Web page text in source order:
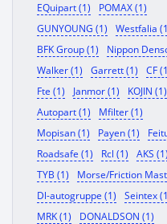
EQuipart (1)
POMAX (1)
GUNYOUNG (1)
Westfalia
BFK Group (1)
Nippon
Walker (1)
Garrett (1)
CF
Fte (1)
Janmor (1)
KOJIN (1)
Autopart (1)
Mfilter (1)
Mopisan (1)
Payen (1)
Roadsafe (1)
Rcl (1)
AKS (1)
TYB (1)
Morse/Friction
Dl-autogruppe (1)
Seintex
MRK (1)
DONALDSON (1)